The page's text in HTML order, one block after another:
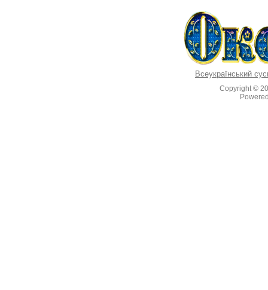
Всеукраїнський
Copyright ©